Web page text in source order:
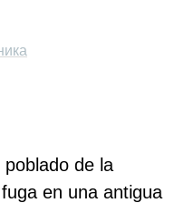
de la
en una antigua